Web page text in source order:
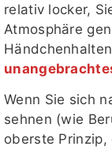
relativ locker,
Atmosphäre
Wenn Sie sich
sehnen (wie
oberste